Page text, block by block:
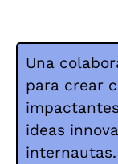
Una
para crear
ideas
internautas.